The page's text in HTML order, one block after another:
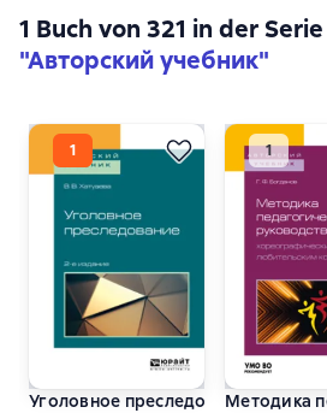
1 Buch von 321 in der Serie
"Авторский учебник"
Уголовное преследование 2-е
Методика